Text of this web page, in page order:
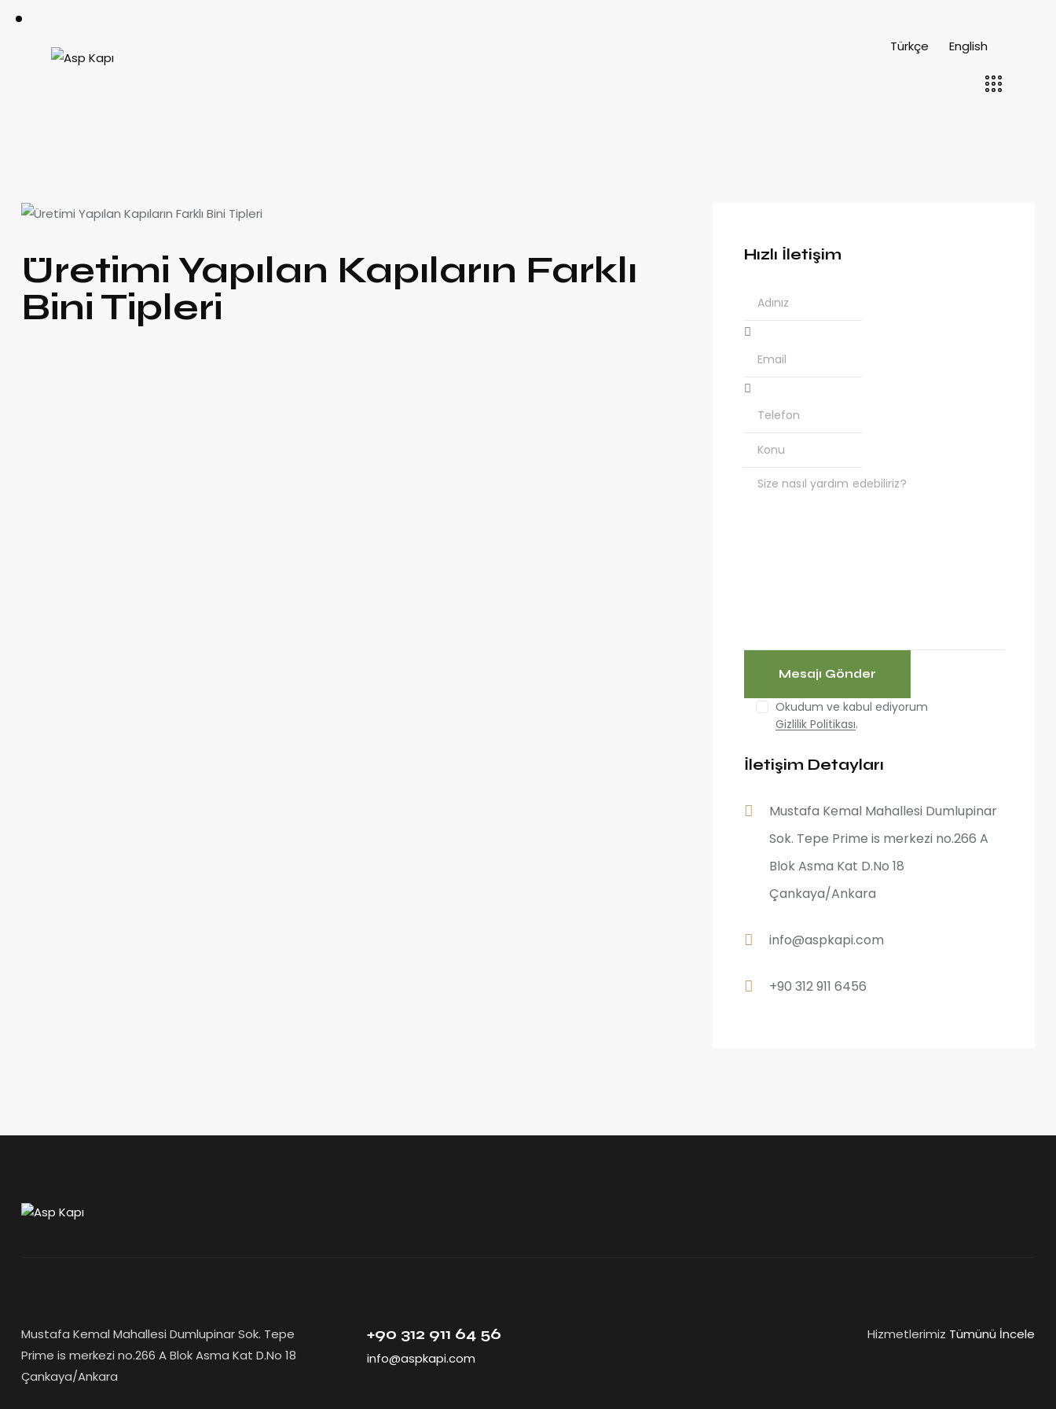
Türkçe English
Üretimi Yapılan Kapıların Farklı
Bini Tipleri
Hızlı İletişim
Okudum ve kabul ediyorum
Gizlilik Politikası.
İletişim Detayları
Mustafa Kemal Mahallesi Dumlupinar
Sok. Tepe Prime is merkezi no.266 A
Blok Asma Kat D.No 18
Çankaya/Ankara
info@aspkapi.com
+90 312 911 6456
Mustafa Kemal Mahallesi Dumlupinar Sok. Tepe
Prime is merkezi no.266 A Blok Asma Kat D.No 18
Çankaya/Ankara
+90 312 911 64 56
info@aspkapi.com
Hizmetlerimiz Tümünü İncele